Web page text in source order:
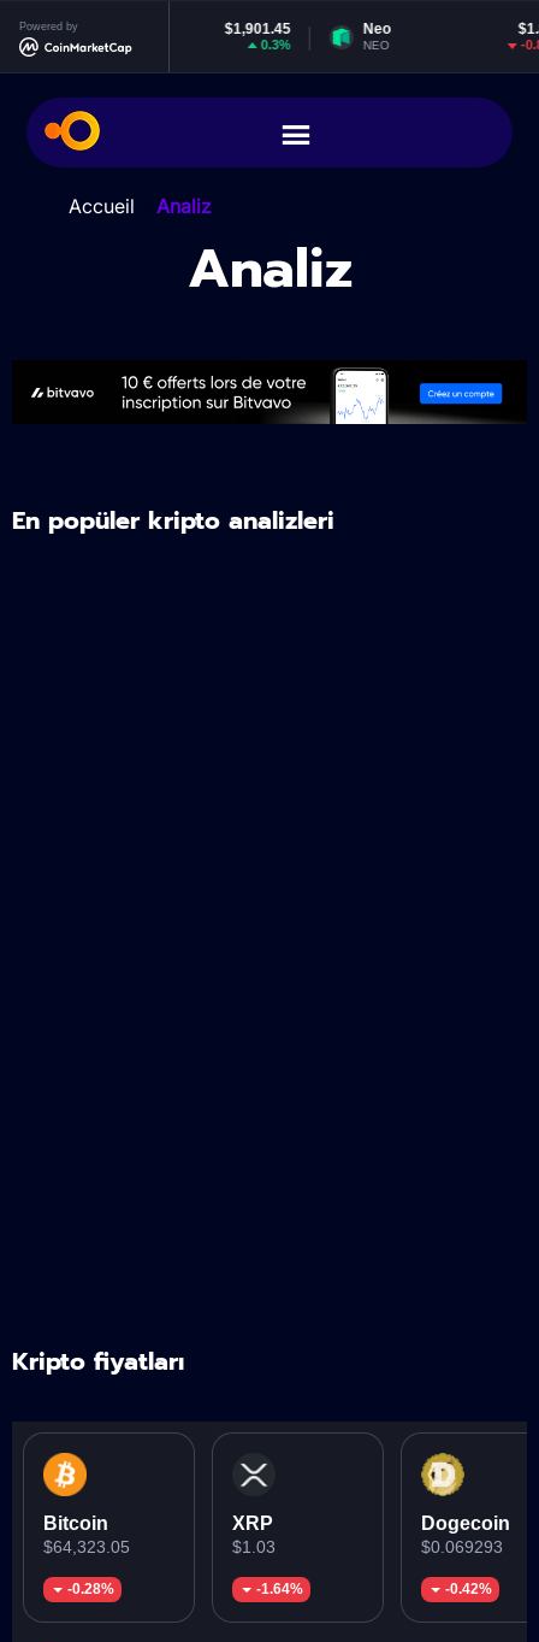
Powered by
Ethereum $1,901.45
ETH
Neo
Accueil Analiz
Analiz
En popüler kripto analizleri
Kripto fiyatları
Bitcoin
$64,323.05
-0.28%
XRP
$1.03
-1.64%
Dogecoin
$0.069293
-0.42%